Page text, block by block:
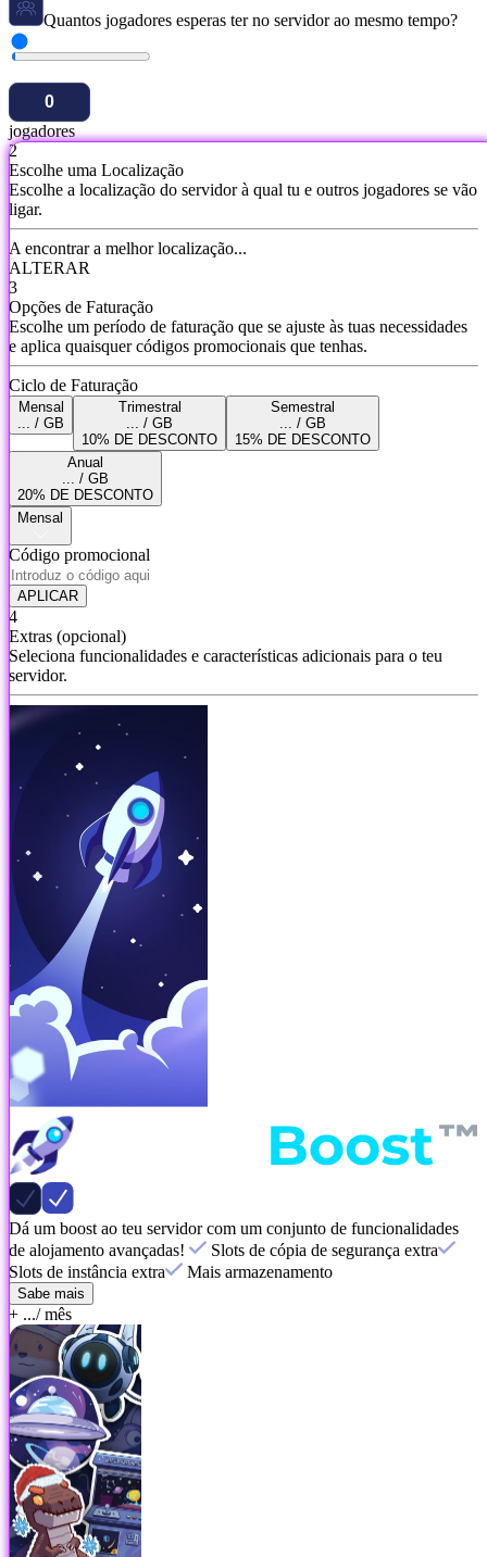
Quantos jogadores esperas ter no servidor ao mesmo tempo?
jogadores
2
Escolhe uma Localização
Escolhe a localização do servidor à qual tu e outros jogadores se vão
ligar.
A encontrar a melhor localização...
ALTERAR
3
Opções de Faturação
Escolhe um período de faturação que se ajuste às tuas necessidades
e aplica quaisquer códigos promocionais que tenhas.
Ciclo de Faturação
Mensal
... / GB
Trimestral
... / GB
10% DE DESCONTO
Semestral
... / GB
15% DE DESCONTO
Anual
... / GB
20% DE DESCONTO
Mensal
Código promocional
APLICAR
4
Extras (opcional)
Seleciona funcionalidades e características adicionais para o teu
servidor.
Dá um boost ao teu servidor com um conjunto de funcionalidades
de alojamento avançadas!
Slots de cópia de segurança extra
Slots de instância extra
Mais armazenamento
Sabe mais
+ .../ mês